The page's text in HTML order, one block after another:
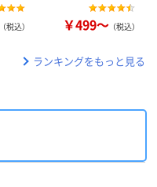
（税込） ￥499～ （税込）
ランキングをもっと見る